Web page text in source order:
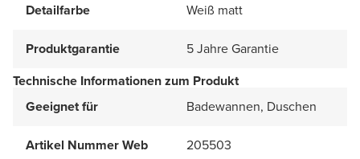
Detailfarbe Weiß matt
Produktgarantie
5 Jahre Garantie
Technische Informationen zum Produkt
Geeignet für
Badewannen, Duschen
Artikel Nummer Web 205503